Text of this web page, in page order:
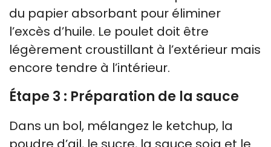
du papier absorbant pour éliminer
l’excès d’huile. Le poulet doit être
légèrement croustillant à l’extérieur mais
encore tendre à l’intérieur.
Étape 3 : Préparation de la sauce
Dans un bol, mélangez le ketchup, la